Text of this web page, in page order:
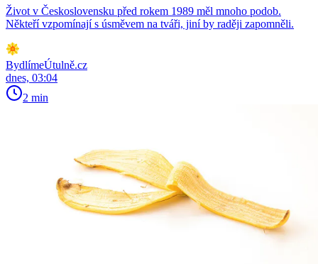
Život v Československu před rokem 1989 měl mnoho podob.
Někteří vzpomínají s úsměvem na tváři, jiní by raději zapomněli.
BydlímeÚtulně.cz
dnes, 03:04
2 min